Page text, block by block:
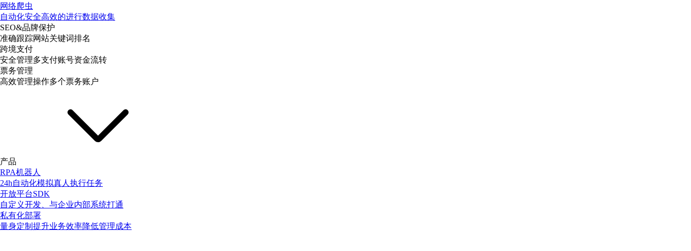
网络爬虫
自动化安全高效的进行数据收集
SEO&品牌保护
准确跟踪网站关键词排名
跨境支付
安全管理多支付账号资金流转
票务管理
高效管理操作多个票务账户
产品
RPA机器人
24h自动化模拟真人执行任务
开放平台SDK
自定义开发、与企业内部系统打通
私有化部署
量身定制提升业务效率降低管理成本